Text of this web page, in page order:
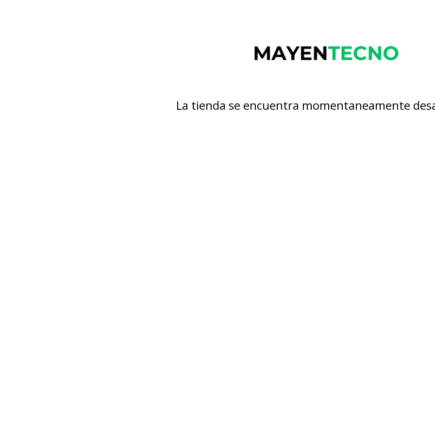
La tienda se encuentra momentaneamente